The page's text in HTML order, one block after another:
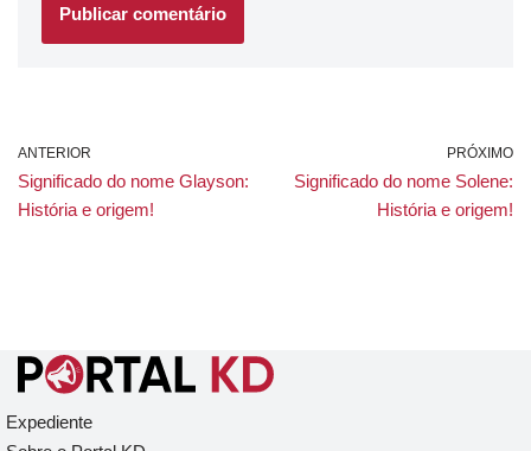
ANTERIOR
Significado do nome Glayson:
História e origem!
PRÓXIMO
Significado do nome Solene:
História e origem!
Expediente